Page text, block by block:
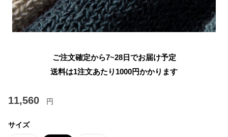
ご注文確定から7~28日でお届け予定
送料は1注文あたり 1000円かかります
11,560 円
サイズ